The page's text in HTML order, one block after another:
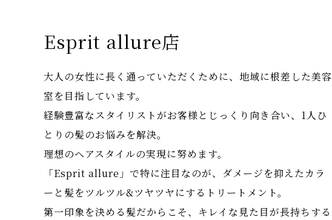
Esprit allure店
大人の女性に長く通っていただくために、地域に根差した美容
室を目指しています。
経験豊富なスタイリストがお客様とじっくり向き合い、1人ひ
とりの髪のお悩みを解決。
理想のヘアスタイルの実現に努めます。
「Esprit allure」で特に注目なのが、ダメージを抑えたカラ
ーと髪をツルツル&ツヤツヤにするトリートメント。
第一印象を決める髪だからこそ、キレイな見た目が長持ちする